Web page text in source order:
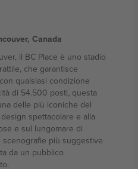
Canada
il BC Place è uno stadio
che garantisce
qualsiasi condizione
di 54.500 posti, questa
delle più iconiche del
spettacolare e alla
e sul lungomare di
più suggestive
da un pubblico